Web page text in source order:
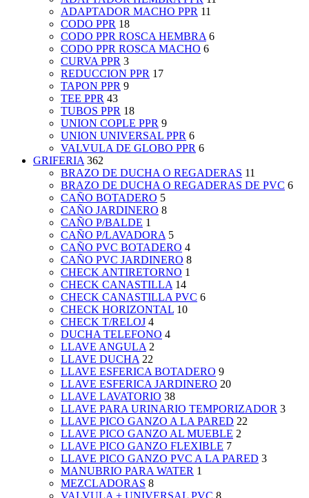
ADAPTADOR MACHO PPR 11
CODO PPR 18
CODO PPR ROSCA HEMBRA 6
CODO PPR ROSCA MACHO 6
CURVA PPR 3
REDUCCION PPR 17
TAPON PPR 9
TEE PPR 43
TUBOS PPR 18
UNION COPLE PPR 9
UNION UNIVERSAL PPR 6
VALVULA DE GLOBO PPR 6
GRIFERIA 362
BRAZO DE DUCHA O REGADERAS 11
BRAZO DE DUCHA O REGADERAS DE PVC 6
CAÑO BOTADERO 5
CAÑO JARDINERO 8
CAÑO P/BALDE 1
CAÑO P/LAVADORA 5
CAÑO PVC BOTADERO 4
CAÑO PVC JARDINERO 8
CHECK ANTIRETORNO 1
CHECK CANASTILLA 14
CHECK CANASTILLA PVC 6
CHECK HORIZONTAL 10
CHECK T/RELOJ 4
DUCHA TELEFONO 4
LLAVE ANGULA 2
LLAVE DUCHA 22
LLAVE ESFERICA BOTADERO 9
LLAVE ESFERICA JARDINERO 20
LLAVE LAVATORIO 38
LLAVE PARA URINARIO TEMPORIZADOR 3
LLAVE PICO GANZO A LA PARED 22
LLAVE PICO GANZO AL MUEBLE 2
LLAVE PICO GANZO FLEXIBLE 7
LLAVE PICO GANZO PVC A LA PARED 3
MANUBRIO PARA WATER 1
MEZCLADORAS 8